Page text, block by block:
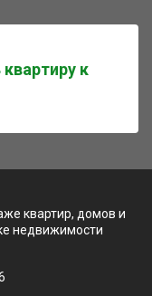
к
квартир, домов и
недвижимости